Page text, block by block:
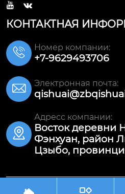
 
КОНТАКТНАЯ
 Номер компании:
+7-9629493706
 Электронная почта:

Адресс компании:
Восток деревни
Фэнхуан, район
Цзыбо,
Авторское право©ООО